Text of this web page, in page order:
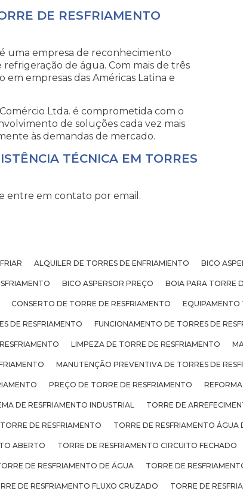
DE RESFRIAMENTO
uma empresa de reconhecimento
de água. Com mais de três
empresas das Américas Latina e
Ltda. é comprometida com o
de soluções cada vez mais
às demandas de mercado.
TÉCNICA EM TORRES
entre em contato por email.
ALQUILER DE TORRES DE ENFRIAMIENTO BICO
BICO ASPERSOR PREÇO BOIA PARA TORRE
CONSERTO DE TORRE DE RESFRIAMENTO EQUIPAMENTO
DE RESFRIAMENTO FUNCIONAMENTO DE TORRES DE
LIMPEZA DE TORRE DE RESFRIAMENTO
MANUTENÇÃO PREVENTIVA DE TORRES DE
PREÇO DE TORRE DE RESFRIAMENTO
DE RESFRIAMENTO INDUSTRIAL TORRE DE
TORRE DE RESFRIAMENTO TORRE DE RESFRIAMENTO ÁGUA
ABERTO TORRE DE RESFRIAMENTO CIRCUITO FECHADO
DE RESFRIAMENTO DE ÁGUA TORRE DE
DE RESFRIAMENTO FLUXO CRUZADO TORRE DE